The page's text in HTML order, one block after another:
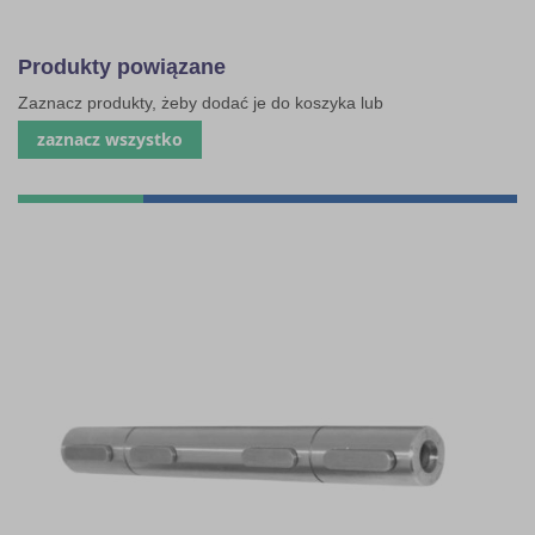
Produkty powiązane
Zaznacz produkty, żeby dodać je do koszyka lub
zaznacz wszystko